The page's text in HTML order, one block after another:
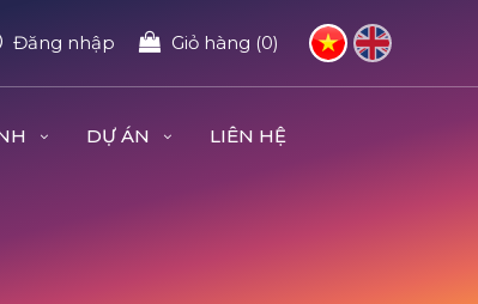
Đăng nhập Giỏ hàng (0)
DỰ ÁN LIÊN HỆ